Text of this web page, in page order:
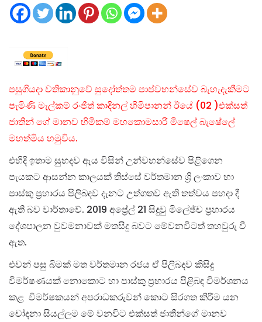
පසුගියදා වතිකානුවේ සුදෝත්තම පාප්වහන්සේව බැහැදැකීමට
පැමිණි මැල්කම් රංජිත් කාදිනල් හිමිපානන් ඊයේ (02 )එක්සත්
ජාතින් ගේ මානව හිමිකම් මහකොමසාරි මිෂෙල් බැෂේලේ
මහත්මිය හමුවිය.
එහිදි ඉතාම සුහදව ඇය විසින් උන්වහන්සේව පිළිගෙන
පැයකට ආසන්න කාලයක් තිස්සේ වර්තමාන ශ්‍රි ලංකාව හා
පාස්කු ප්‍රහාරය පිලිබදව දැනට උත්ගතව ඇති තත්වය පහදා දී
ඇති බව වාර්තාවේ. 2019 අප්‍රේල් 21 සිදුවු මිලේඡ්ච ප්‍රහාරය
දේශපාලන වුවමනාවක් මතසිදු බවට මේවනවිටත් තහවුරු වී
ඇත.
එවන් පසු බිමක් මත වර්තමාන රජය ඒ පිලිබදව කිසිදු
විමර්ෂණයක් නොකොට හා පාස්කු ප්‍රහාරය පිළිබඳ විමර්ශනය
කළ විමර්ෂකයන් අපරාධකරුවන් කොට සිරගත කිරීම යන
චෝදනා සියල්ලම මේ වනවිට එක්සත් ජාතීන්ගේ මානව